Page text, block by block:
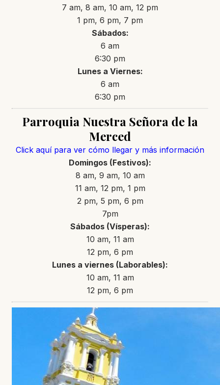
7 am, 8 am, 10 am, 12 pm
1 pm, 6 pm, 7 pm
Sábados:
6 am
6:30 pm
Lunes a Viernes:
6 am
6:30 pm
Parroquia Nuestra Señora de la
Merced
Click aquí para ver cómo llegar y más información
Domingos (Festivos):
8 am, 9 am, 10 am
11 am, 12 pm, 1 pm
2 pm, 5 pm, 6 pm
7pm
Sábados (Vísperas):
10 am, 11 am
12 pm, 6 pm
Lunes a viernes (Laborables):
10 am, 11 am
12 pm, 6 pm